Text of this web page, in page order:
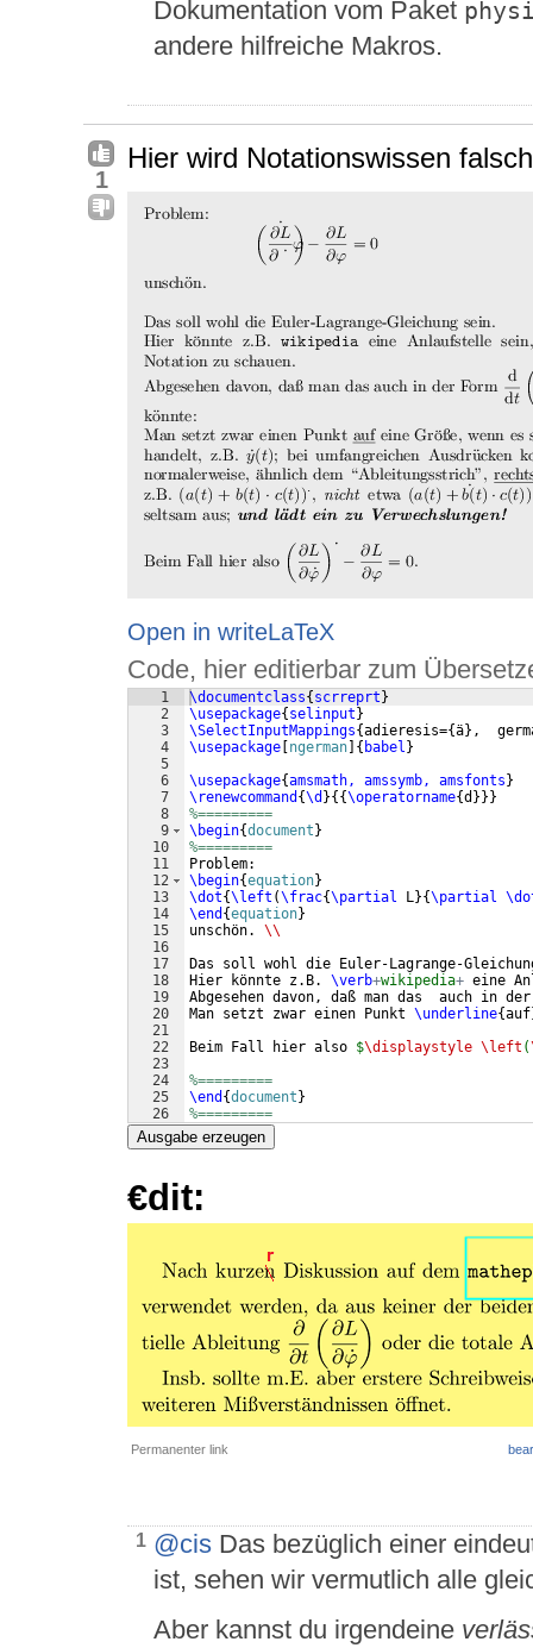
Dokumentation vom Paket
andere hilfreiche Makros.
1
Hier wird Notationswissen
Open in writeLaTeX
Code, hier editierbar zum
1
2
3
4
5
6
7
8
9
10
11
12
13
14
15
16
17
18
19
20
21
22
23
24
25
26
\documentclass{ scrreprt }
\usepackage{ selinput }
\SelectInputMappings{adieresis={ä} ,
\usepackage ngerman { babel }
\usepackage{amsmath, amssymb, amsfonts }
\renewcommand {\d }{{\operatorname{d }}}
%=========
\begin{document }
%=========
Problem:
\begin{equation}
\dot{\left (\frac{\partial L}{\partial
\end {equation}
unschön. \\
Das soll wohl die Euler-Lagrange-
Hier könnte z.B. \verb+wikipedia+ eine
Abgesehen davon, daß man das  auch in
Man setzt zwar einen Punkt \underline{auf
Beim Fall hier also $\displaystyle \left (
%=========
\end {document }
%=========
Ausgabe erzeugen
€dit:
Permanenter link
1 @cis Das bezüglich einer
ist, sehen wir vermutlich alle
Aber kannst du irgendeine